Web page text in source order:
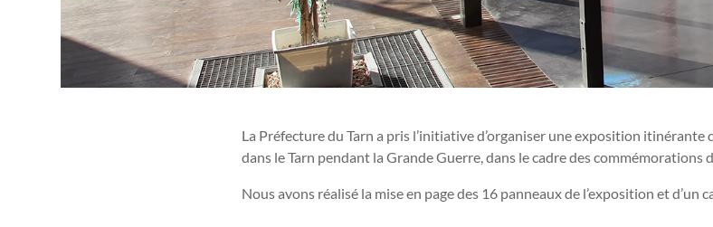
La Préfecture du Tarn a pris l’initiative d’organiser une exposition itinérante
dans le Tarn pendant la Grande Guerre, dans le cadre des commémorations
Nous avons réalisé la mise en page des 16 panneaux de l’exposition et d’un